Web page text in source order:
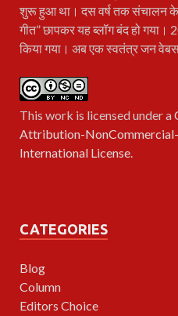
शुरू हुआ था। दस वर्ष तक संचालन के
गीत” छापकर यह ब्लॉग बंद हो गया।
किया गया। अब एक स्वतंत्र जन
This work is licensed under a
Attribution-
International License.
CATEGORIES
Blog
Column
Editors Choice